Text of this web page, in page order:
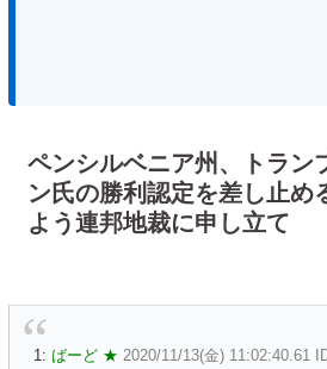
ペンシルベニア州、トラン
ン氏の勝利認定を差し止め
よう連邦地裁に申し立て
1: ばーど ★ 2020/11/13(金) 11:02:40.61